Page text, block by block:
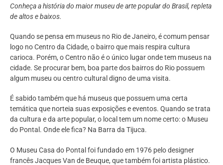
Conheça a história do maior museu de arte popular do Brasil, repleta
de altos e baixos.
Quando se pensa em museus no Rio de Janeiro, é comum pensar
logo no Centro da Cidade, o bairro que mais respira cultura
carioca. Porém, o Centro não é o único lugar onde tem museus na
cidade. Se procurar bem, boa parte dos bairros do Rio possuem
algum museu ou centro cultural digno de uma visita.
É sabido também que há museus que possuem uma certa
temática que norteia suas exposições e eventos. Quando se trata
da cultura e da arte popular, o local tem um nome certo: o Museu
do Pontal. Onde ele fica? Na Barra da Tijuca.
O Museu Casa do Pontal foi fundado em 1976 pelo designer
francês Jacques Van de Beuque, que também foi artista plástico.